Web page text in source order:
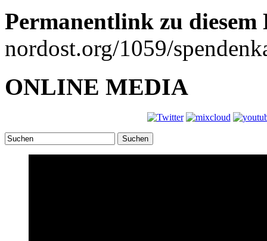
Permanentlink zu
nordost.org/1059/
ONLINE MEDIA
Suchen